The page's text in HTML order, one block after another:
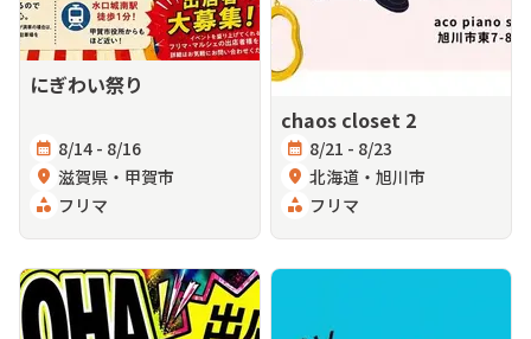
にぎわい祭り
calendar_month 8/14 - 8/16
location_on 滋賀県・甲賀市
category フリマ
chaos closet 2
calendar_month 8/21 - 8/23
location_on 北海道・旭川市
category フリマ